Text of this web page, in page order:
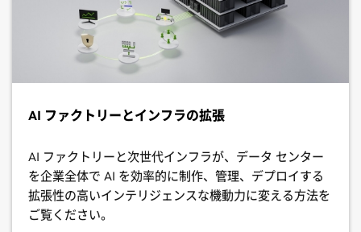
AI ファクトリーとインフラの拡張
AI ファクトリーと次世代インフラが、データ センター
を企業全体で AI を効率的に制作、管理、デプロイする
拡張性の高いインテリジェンスな機動力に変える方法を
ご覧ください。